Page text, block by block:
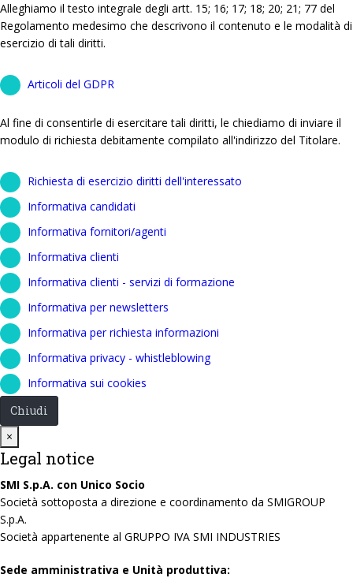
Alleghiamo il testo integrale degli artt. 15; 16; 17; 18; 20; 21; 77 del
Regolamento medesimo che descrivono il contenuto e le modalità di
esercizio di tali diritti.
Articoli del GDPR
Al fine di consentirle di esercitare tali diritti, le chiediamo di inviare il
modulo di richiesta debitamente compilato all'indirizzo del Titolare.
Richiesta di esercizio diritti dell'interessato
Informativa candidati
Informativa fornitori/agenti
Informativa clienti
Informativa clienti - servizi di formazione
Informativa per newsletters
Informativa per richiesta informazioni
Informativa privacy - whistleblowing
Informativa sui cookies
Chiudi
×
Legal notice
SMI S.p.A. con Unico Socio
Società sottoposta a direzione e coordinamento da SMIGROUP
S.p.A.
Società appartenente al GRUPPO IVA SMI INDUSTRIES
Sede amministrativa e Unità produttiva: